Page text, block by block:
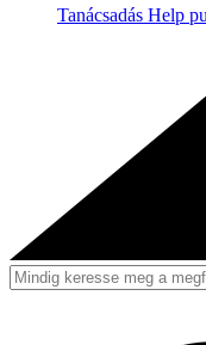
Tanácsadás Help